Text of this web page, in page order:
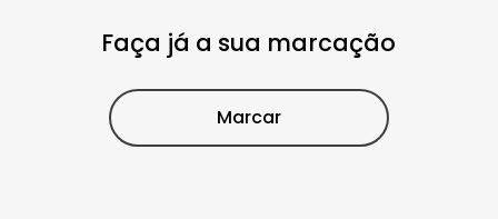
Faça já a sua marcação
Marcar